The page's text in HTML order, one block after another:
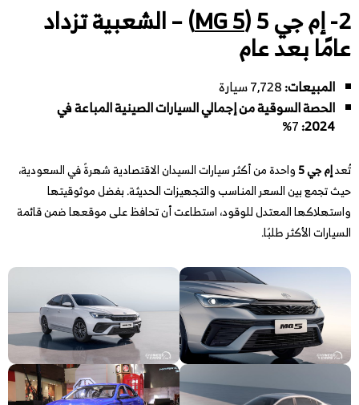
2- إم جي 5 ( MG 5) – الشعبية تزداد
عامًا بعد عام
المبيعات:
الحصة السوقية من إجمالي السيارات الصينية المباعة في
2024
:
تُعدإم جي 5 واحدة من أكثر سيارات السيدان الاقتصادية شهرةً في السعودية،
حيث تجمع بين السعر المناسب والتجهيزات الحديثة. بفضل موثوقيتها
واستهلاكها المعتدل للوقود، استطاعت أن تحافظ على موقعها ضمن قائمة
السيارات الأكثر طلبًا.